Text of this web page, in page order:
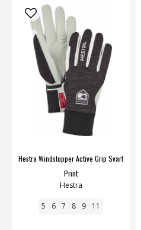
Hestra Windstopper Active Grip Svart
Print
Hestra
5 6 7 8 9 11